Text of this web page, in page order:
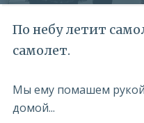
По небу летит
самолет.
Мы ему помашем
домой...